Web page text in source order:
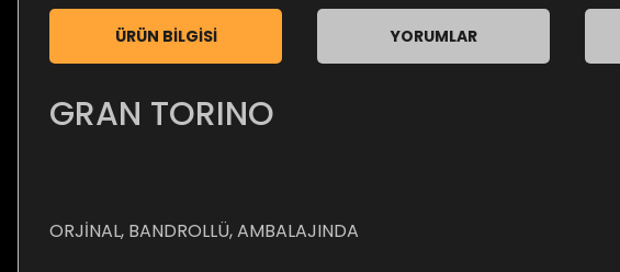
ÜRÜN BILGISI YORUMLAR
GRAN TORINO
ORJİNAL, BANDROLLÜ, AMBALAJINDA